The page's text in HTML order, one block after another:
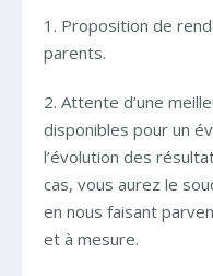
1. Proposition de
parents.
2. Attente d’une
disponibles pour un
l’évolution des
cas, vous aurez le
en nous faisant
et à mesure.